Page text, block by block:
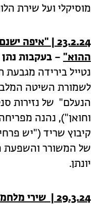
מוסיקלי ועל שירת
23.2.24 |
ההוא" – בעקבות נתן
נטייל בירידה
לשמורת השיטה
הנעלם" של נזירות
וחואן"), נהנה
קיבוץ שריד ("יש
של המשורר והשפעת
יונתן.
29.3.24 | שירי מלחמה ושלום